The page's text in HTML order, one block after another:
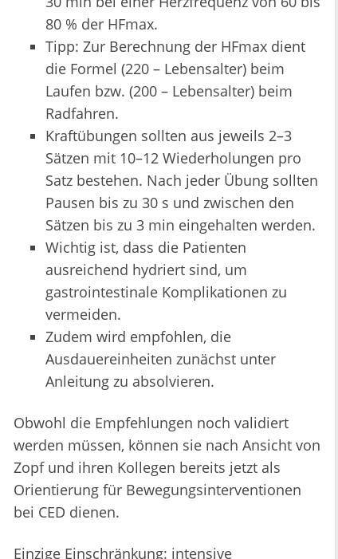
80 % der HFmax.
Tipp: Zur Berechnung der HFmax dient
die Formel (220 – Lebensalter) beim
Laufen bzw. (200 – Lebensalter) beim
Radfahren.
Kraftübungen sollten aus jeweils 2–3
Sätzen mit 10–12 Wiederholungen pro
Satz bestehen. Nach jeder Übung sollten
Pausen bis zu 30 s und zwischen den
Sätzen bis zu 3 min eingehalten werden.
Wichtig ist, dass die Patienten
ausreichend hydriert sind, um
gastrointestinale Komplikationen zu
vermeiden.
Zudem wird empfohlen, die
Ausdauereinheiten zunächst unter
Anleitung zu absolvieren.
Obwohl die Empfehlungen noch validiert
werden müssen, können sie nach Ansicht von
Zopf und ihren Kollegen bereits jetzt als
Orientierung für Bewegungsinterventionen
bei CED dienen.
Einzige Einschränkung: intensive